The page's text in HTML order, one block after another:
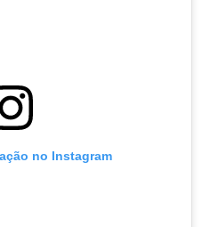
no Instagram